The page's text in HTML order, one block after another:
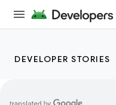
DEVELOPER STORIES